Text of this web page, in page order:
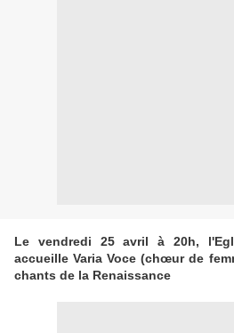
Le vendredi 25 avril à 20h,
accueille Varia Voce (chœur de
chants de la Renaissance